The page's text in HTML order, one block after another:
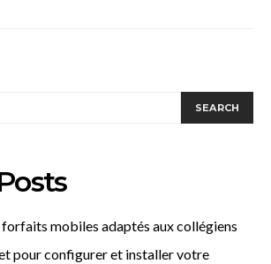
SEARCH
forfaits mobiles adaptés aux collégiens
pour configurer et installer votre